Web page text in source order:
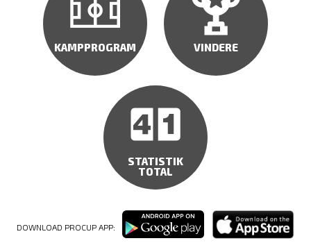
KAMPPROGRAM VINDERE
STATISTIK
TOTAL
DOWNLOAD PROCUP APP: